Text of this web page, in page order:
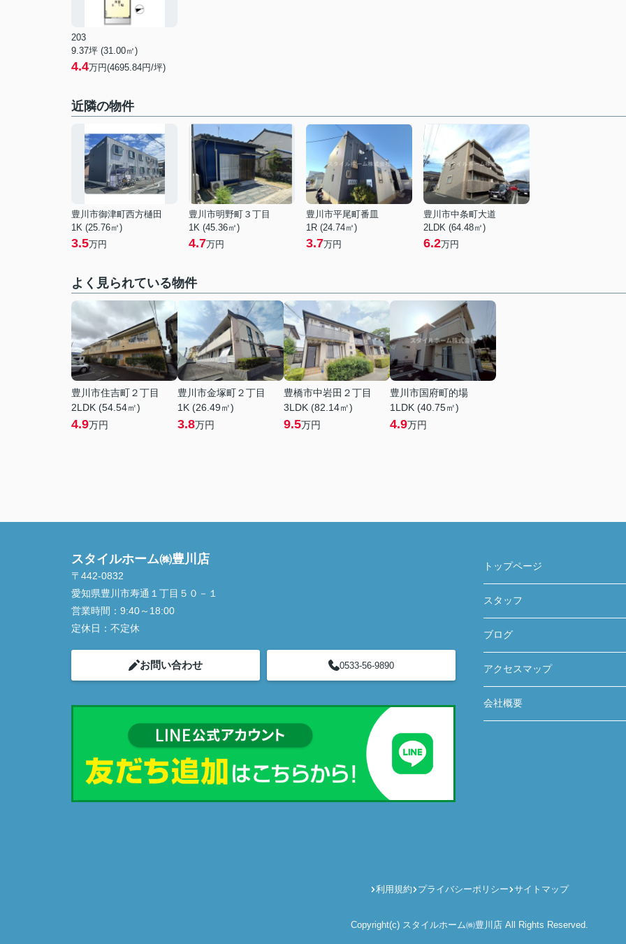
203
9.37坪 (31.00㎡)
4.4万円(4695.84円/坪)
近隣の物件
豊川市御津町西方樋田
1K (25.76㎡)
3.5万円
豊川市明野町３丁目
1K (45.36㎡)
4.7万円
豊川市平尾町番皿
1R (24.74㎡)
3.7万円
豊川市中条町大道
2LDK (64.48㎡)
6.2万円
よく見られている物件
豊川市住吉町２丁目
2LDK (54.54㎡)
4.9万円
豊川市金塚町２丁目
1K (26.49㎡)
3.8万円
豊橋市中岩田２丁目
3LDK (82.14㎡)
9.5万円
豊川市国府町的場
1LDK (40.75㎡)
4.9万円
スタイルホーム㈱豊川店
〒442-0832
愛知県豊川市寿通１丁目５０－１
営業時間： 9:40～18:00
定休日： 不定休
お問い合わせ 0533-56-9890
トップページ
スタッフ
ブログ
アクセスマップ
会社概要
利用規約 プライバシーポリシー サイトマップ
Copyright(c) スタイルホーム㈱豊川店 All Rights Reserved.